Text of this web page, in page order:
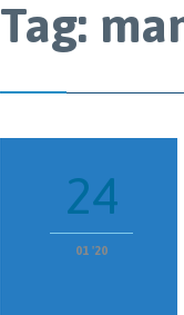
Tag:
24
01 '20